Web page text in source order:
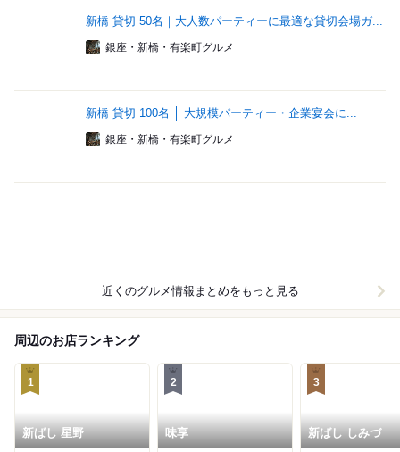
新橋 貸切 50名｜大人数パーティーに最適な貸切会場ガ...
銀座・新橋・有楽町グルメ
新橋 貸切 100名 │ 大規模パーティー・企業宴会に...
銀座・新橋・有楽町グルメ
近くのグルメ情報まとめをもっと見る
周辺のお店ランキング
1
新ばし 星野
2
味享
3
新ばし しみづ